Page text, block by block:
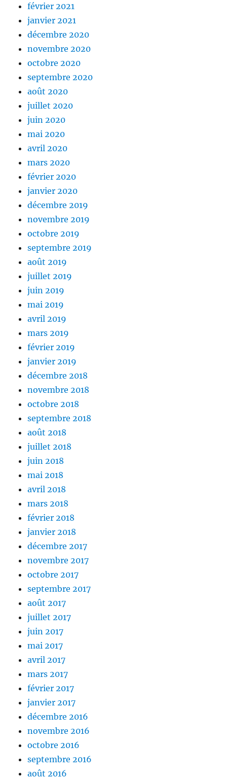
février 2021
janvier 2021
décembre 2020
novembre 2020
octobre 2020
septembre 2020
août 2020
juillet 2020
juin 2020
mai 2020
avril 2020
mars 2020
février 2020
janvier 2020
décembre 2019
novembre 2019
octobre 2019
septembre 2019
août 2019
juillet 2019
juin 2019
mai 2019
avril 2019
mars 2019
février 2019
janvier 2019
décembre 2018
novembre 2018
octobre 2018
septembre 2018
août 2018
juillet 2018
juin 2018
mai 2018
avril 2018
mars 2018
février 2018
janvier 2018
décembre 2017
novembre 2017
octobre 2017
septembre 2017
août 2017
juillet 2017
juin 2017
mai 2017
avril 2017
mars 2017
février 2017
janvier 2017
décembre 2016
novembre 2016
octobre 2016
septembre 2016
août 2016